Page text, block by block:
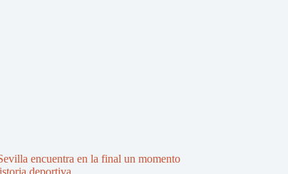
encuentra en la final un momento
deportiva